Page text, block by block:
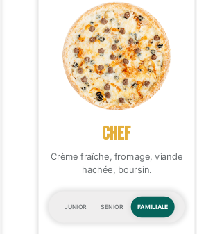
CHEF
Crème fraîche, fromage, viande
hachée, boursin.
JUNIOR SENIOR FAMILIALE